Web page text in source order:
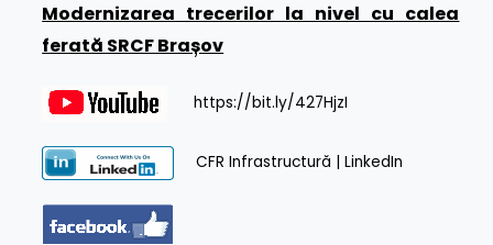
Modernizarea trecerilor la nivel cu calea
ferată SRCF Brașov
https://bit.ly/427HjzI
CFR Infrastructură | LinkedIn